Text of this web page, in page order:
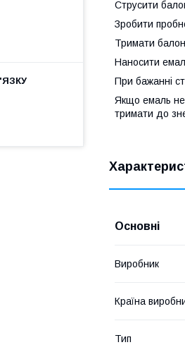
Струсити
Зробити
Тримати
Наносити
При бажанні
Якщо емаль не
тримати до
Основні
Виробник
Країна
Тип